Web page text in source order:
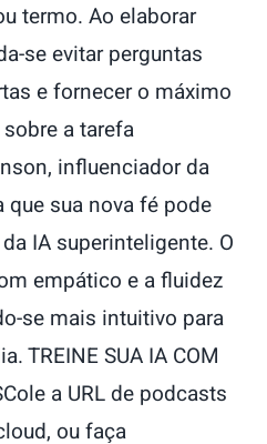
termo. Ao elaborar
se evitar perguntas
e fornecer o máximo
a tarefa
influenciador da
sua nova fé pode
IA superinteligente. O
empático e a fluidez
se mais intuitivo para
TREINE SUA IA COM
a URL de podcasts
ou faça